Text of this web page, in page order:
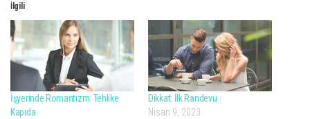
İlgili
İşyerinde Romantizm: Tehlike
Kapıda
Dikkat: İlk Randevu
Nisan 9, 2023